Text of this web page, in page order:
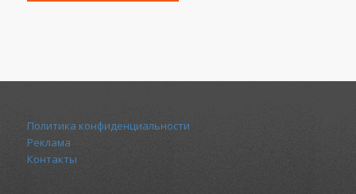
Политика конфиденциальности
Реклама
Контакты